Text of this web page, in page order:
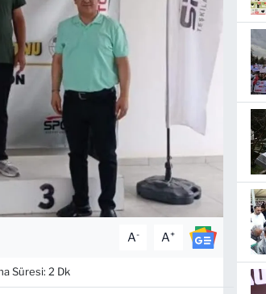
A- A+
Süresi: 2 Dk